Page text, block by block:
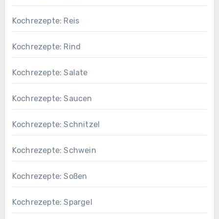
Kochrezepte: Reis
Kochrezepte: Rind
Kochrezepte: Salate
Kochrezepte: Saucen
Kochrezepte: Schnitzel
Kochrezepte: Schwein
Kochrezepte: Soßen
Kochrezepte: Spargel